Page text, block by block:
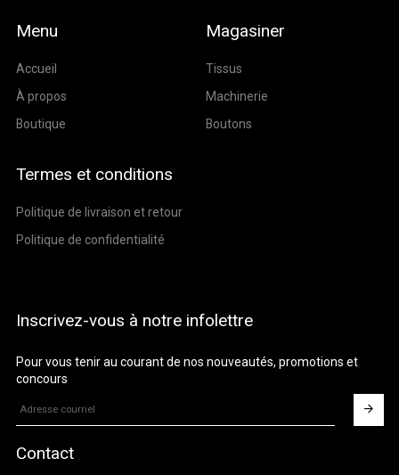
Menu
Accueil
À propos
Boutique
Magasiner
Tissus
Machinerie
Boutons
Termes et conditions
Politique de livraison et retour
Politique de confidentialité
Inscrivez-vous à notre infolettre
Pour vous tenir au courant de nos nouveautés, promotions et
concours
Contact